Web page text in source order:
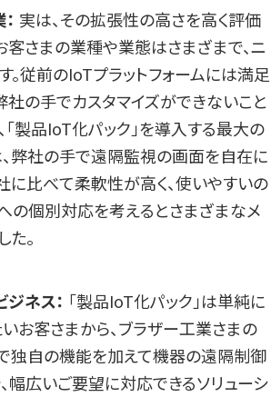
実は、その拡張性の高さを高く評価
客さまの業種や業態はさまざまで、ニ
。従前のIoTプラットフォームには満足
社の手でカスタマイズができないこと
「製品IoT化パック」を導入する最大の
弊社の手で遠隔監視の画面を自在に
に比べて柔軟性が高く、使いやすいの
の個別対応を考えるとさまざまなメ
た。
ネス： 「製品IoT化パック」は単純に
お客さまから、ブラザー工業さまの
独自の機能を加えて機器の遠隔制御
幅広いご要望に対応できるソリューシ